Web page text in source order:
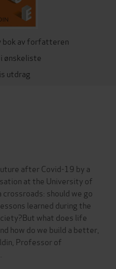
bok av forfatteren
ønskeliste
utdrag
after Covid-19 by a
at the University of
should we go
learned during the
what does life
how do we build a better,
Professor of